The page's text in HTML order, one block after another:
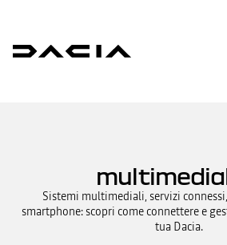
Sistemi multimediali, servizi
smartphone: scopri come connettere e
tua Dacia.